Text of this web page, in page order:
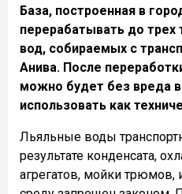
База, построенная в
перерабатывать до трех
вод, собираемых с
Анива. После
можно будет без вреда
использовать как
Льяльные воды
результате конденсата,
агрегатов, мойки